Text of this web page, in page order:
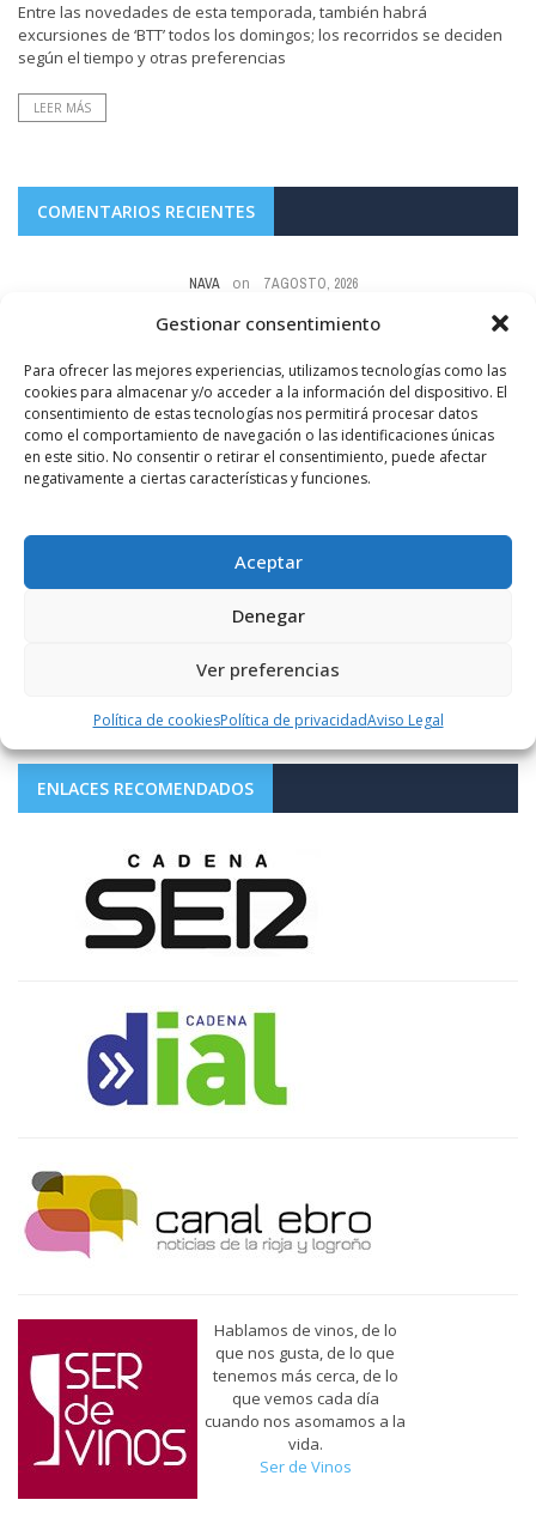
Gestionar consentimiento
Para ofrecer las mejores experiencias, utilizamos tecnologías como las
cookies para almacenar y/o acceder a la información del dispositivo. El
consentimiento de estas tecnologías nos permitirá procesar datos
como el comportamiento de navegación o las identificaciones únicas
en este sitio. No consentir o retirar el consentimiento, puede afectar
negativamente a ciertas características y funciones.
Aceptar
Denegar
Ver preferencias
Política de cookiesPolítica de privacidadAviso Legal
Entre las novedades de esta temporada, también habrá
excursiones de ‘BTT’ todos los domingos; los recorridos se deciden
según el tiempo y otras preferencias
LEER MÁS
COMENTARIOS RECIENTES
NAVA on 7 AGOSTO, 2026
Como todo lo que toca este pájaro a medias mal y tarde
FOTODENUNCIAS | El parque de siempre
ENLACES RECOMENDADOS
Hablamos de vinos, de lo
que nos gusta, de lo que
tenemos más cerca, de lo
que vemos cada día
cuando nos asomamos a la
vida.
Ser de Vinos